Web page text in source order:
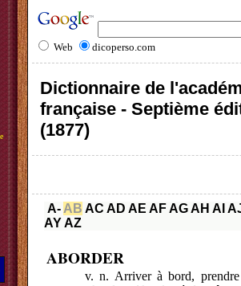
Web dicoperso.com
Dictionnaire de
française - Septième
(1877)
A- AB AC AD AE AFAGAH AI
AYAZ
ABORDER
v. n. Arriver à bord,